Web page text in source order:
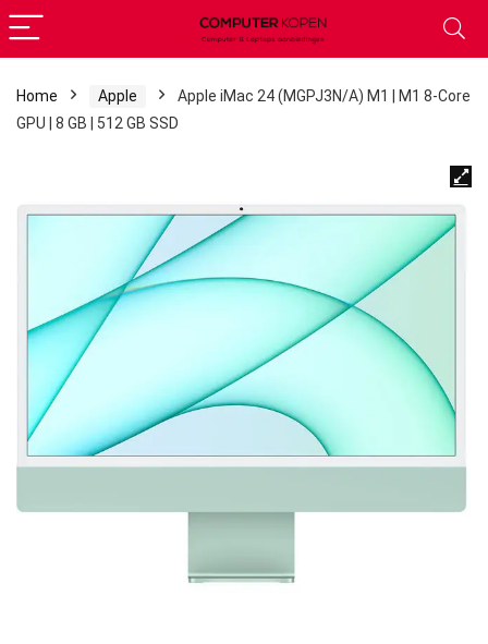
Home Apple
Apple iMac 24 (MGPJ3N/A) M1 | M1 8-Core
GPU | 8 GB | 512 GB SSD